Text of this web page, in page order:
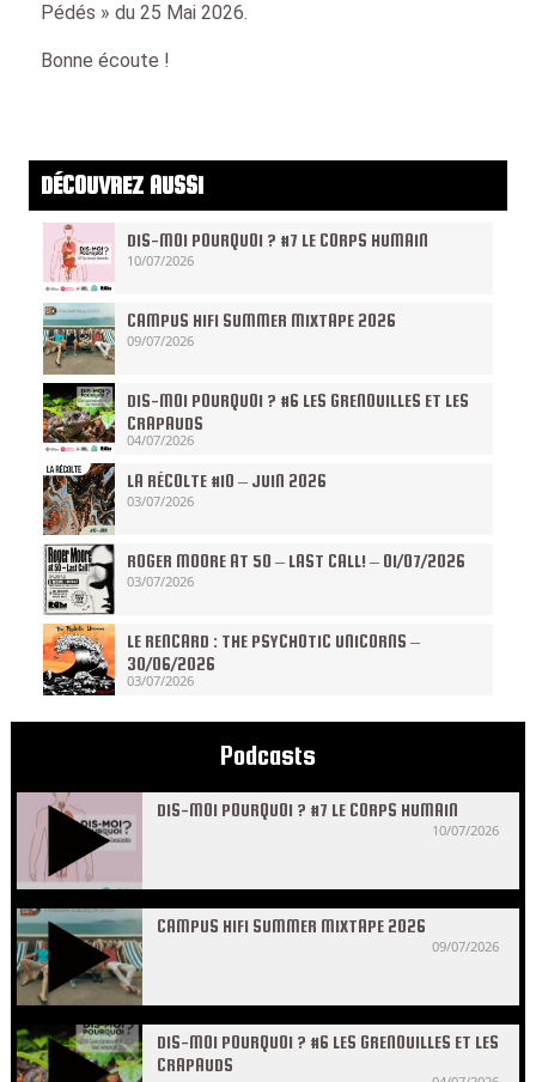
Pédés » du 25 Mai 2026.
Bonne écoute !
DÉCOUVREZ AUSSI
DIS-MOI POURQUOI ? #7 LE CORPS HUMAIN
10/07/2026
CAMPUS HIFI SUMMER MIXTAPE 2026
09/07/2026
DIS-MOI POURQUOI ? #6 LES GRENOUILLES ET LES
CRAPAUDS
04/07/2026
LA RÉCOLTE #10 – JUIN 2026
03/07/2026
ROGER MOORE AT 50 – LAST CALL! – 01/07/2026
03/07/2026
LE RENCARD : THE PSYCHOTIC UNICORNS –
30/06/2026
03/07/2026
Podcasts
DIS-MOI POURQUOI ? #7 LE CORPS HUMAIN
10/07/2026
CAMPUS HIFI SUMMER MIXTAPE 2026
09/07/2026
DIS-MOI POURQUOI ? #6 LES GRENOUILLES ET LES
CRAPAUDS